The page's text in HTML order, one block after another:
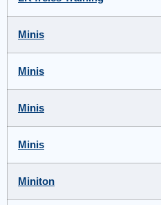
Minis
Minis
Minis
Minis
Miniton